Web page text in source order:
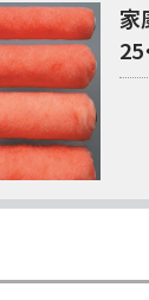
家
25